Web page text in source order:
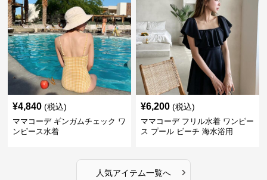
¥4,840 (税込)
ママコーデ ギンガムチェック ワ
ンピース水着
¥6,200 (税込)
ママコーデ フリル水着 ワンピー
ス プール ビーチ 海水浴用
人気アイテム一覧へ ›